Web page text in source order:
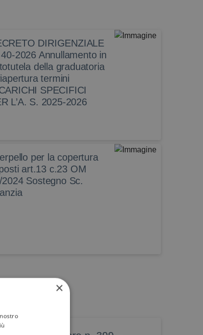
DIRIGENZIALE
2026 Annullamento in
della graduatoria
termini
SPECIFICI
L’A. S. 2025-2026
per la copertura
art.13 c.23 OM
2024 Sostegno Sc.
×